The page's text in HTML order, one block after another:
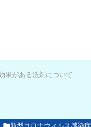
果がある洗剤について